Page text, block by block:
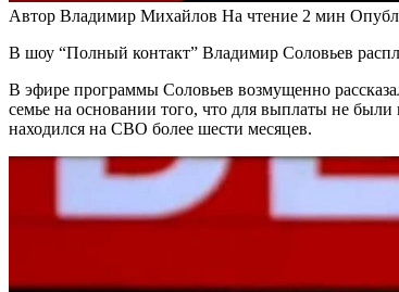
Автор Владимир Михайлов На чтение 2 мин
В шоу “Полный контакт” Владимир Соловьев
В эфире программы Соловьев возмущенно
семье на основании того, что для выплаты не
находился на СВО более шести месяцев.